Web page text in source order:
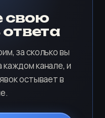
свою
за сколько вы
каждом канале, и
остывает в